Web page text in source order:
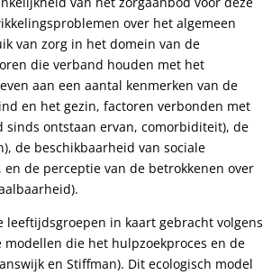
over het algemeen
van zorg in het domein van de
die verband houden met het
aan een aantal kenmerken van de
en het gezin, factoren verbonden met
ontstaan ervan, comorbiditeit), de
de beschikbaarheid van sociale
de perceptie van de betrokkenen over
in kaart gebracht volgens
die het hulpzoekproces en de
en Stiffman). Dit ecologisch model